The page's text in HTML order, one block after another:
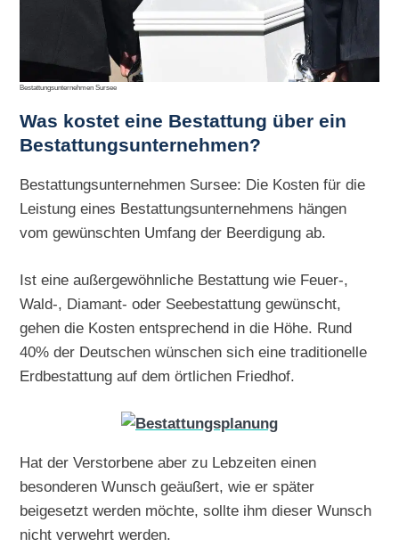
Bestattungsunternehmen Sursee
Was kostet eine Bestattung über ein
Bestattungsunternehmen?
Bestattungsunternehmen Sursee: Die Kosten für die
Leistung eines Bestattungsunternehmens hängen
vom gewünschten Umfang der Beerdigung ab.
Ist eine außergewöhnliche Bestattung wie Feuer-,
Wald-, Diamant- oder Seebestattung gewünscht,
gehen die Kosten entsprechend in die Höhe. Rund
40% der Deutschen wünschen sich eine traditionelle
Erdbestattung auf dem örtlichen Friedhof.
Hat der Verstorbene aber zu Lebzeiten einen
besonderen Wunsch geäußert, wie er später
beigesetzt werden möchte, sollte ihm dieser Wunsch
nicht verwehrt werden.